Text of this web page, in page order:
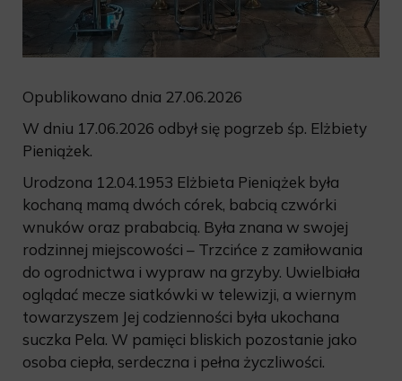
Opublikowano dnia 27.06.2026
W dniu 17.06.2026 odbył się pogrzeb śp. Elżbiety
Pieniążek.
Urodzona 12.04.1953 Elżbieta Pieniążek była
kochaną mamą dwóch córek, babcią czwórki
wnuków oraz prababcią. Była znana w swojej
rodzinnej miejscowości – Trzcińce z zamiłowania
do ogrodnictwa i wypraw na grzyby. Uwielbiała
oglądać mecze siatkówki w telewizji, a wiernym
towarzyszem Jej codzienności była ukochana
suczka Pela. W pamięci bliskich pozostanie jako
osoba ciepła, serdeczna i pełna życzliwości.